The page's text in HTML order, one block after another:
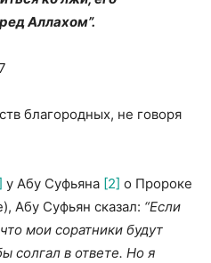
Аллахом”.
благородных, не говоря
у Абу Суфьяна [2] о Пророке
Абу Суфьян сказал: “Если
мои соратники будут
солгал в ответе. Но я